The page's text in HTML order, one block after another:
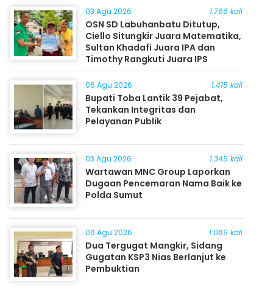
03 Agu 2026 1.766 kali
OSN SD Labuhanbatu Ditutup,
Ciello Situngkir Juara Matematika,
Sultan Khadafi Juara IPA dan
Timothy Rangkuti Juara IPS
06 Agu 2026 1.415 kali
Bupati Toba Lantik 39 Pejabat,
Tekankan Integritas dan
Pelayanan Publik
03 Agu 2026 1.345 kali
Wartawan MNC Group Laporkan
Dugaan Pencemaran Nama Baik ke
Polda Sumut
06 Agu 2026 1.089 kali
Dua Tergugat Mangkir, Sidang
Gugatan KSP3 Nias Berlanjut ke
Pembuktian